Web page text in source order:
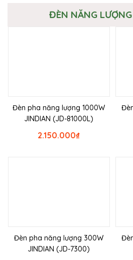
ĐÈN NĂNG
Đèn pha năng lượng 1000W
JINDIAN (JD-81000L)
₫
2.150.000
Đèn pha năng lượng 300W
JINDIAN (JD-7300)